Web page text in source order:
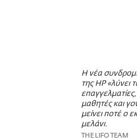
Η νέα
της HΡ «λύνει
μαθητές και
μείνει ποτέ ο
μελάνι.
THE LIFO TEAM